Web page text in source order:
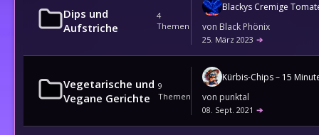
Dips und
Aufstriche
4
Themen
von Black Phönix
25. März 2023 ➔
Vegetarische und
Vegane Gerichte
9
Themen
Kürbis-Chips – 15
von punktal
08. Sept. 2021 ➔